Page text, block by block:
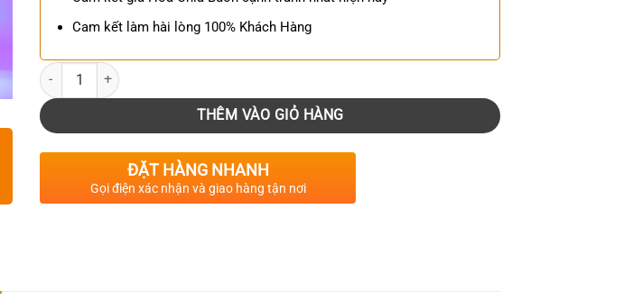
Cam kết làm hài lòng 100% Khách Hàng
Số lượng
THÊM VÀO GIỎ HÀNG
ĐẶT HÀNG NHANH
Gọi điện xác nhận và giao hàng tận nơi